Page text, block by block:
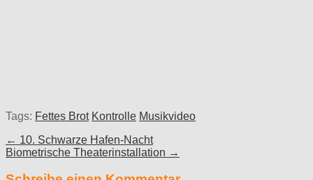
Tags: Fettes Brot Kontrolle Musikvideo
Post
navigation
← 10. Schwarze Hafen-Nacht
Biometrische Theaterinstallation →